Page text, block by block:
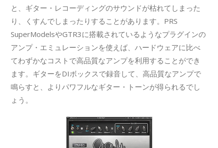
と、ギター・レコーディングのサウンドが枯れてしまった
り、くすんでしまったりすることがあります。PRS
SuperModelsやGTR3に搭載されているようなプラグインの
アンプ・エミュレーションを使えば、ハードウェアに比べ
てわずかなコストで高品質なアンプを利用することができ
ます。ギターをDIボックスで録音して、高品質なアンプで
鳴らすと、よりパワフルなギター・トーンが得られるでし
ょう。